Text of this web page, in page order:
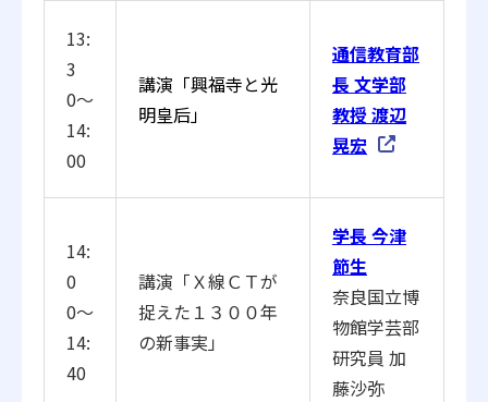
13:
3
0〜
14:
00
講演「興福寺と光
明皇后」
通信教育部
長 文学部
教授 渡辺
晃宏
14:
0
0〜
14:
40
講演「Ｘ線ＣＴが
捉えた１３００年
の新事実」
学長 今津
節生
奈良国立博
物館学芸部
研究員 加
藤沙弥